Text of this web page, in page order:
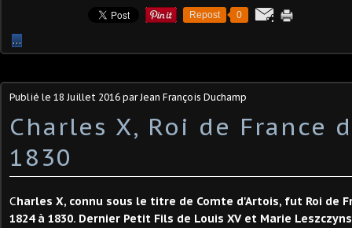
Repost 0
…
Publié le 18 Juillet 2016 par Jean François Duchamp
Charles X, Roi de France
1830
Charles X, connu sous le titre de Comte d'Artois, fut Roi de
1824 à 1830. Dernier Petit Fils de Louis XV et Marie